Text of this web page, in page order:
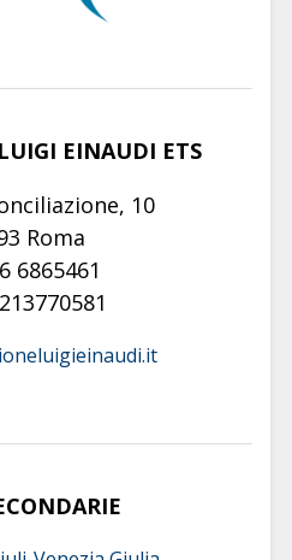
EINAUDI ETS
10
Roma
6865461